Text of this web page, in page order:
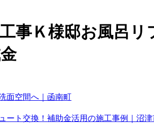
事Ｋ様邸お風呂
面空間へ｜函南町
ート交換！補助金活用の施工事例｜沼津